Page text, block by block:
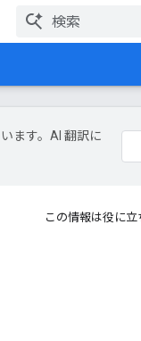
ます。AI 翻訳に
この情報は役に立